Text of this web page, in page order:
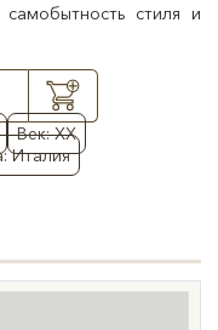
Век: XX
Италия
стиля и